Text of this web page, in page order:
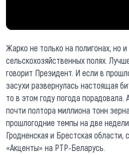
Жарко не только на полигонах, но и
сельскохозяйственных полях.
говорит Президент. И если в
засухи развернулась настоящая
то в этом году погода порадовала.
почти полтора миллиона тонн
прошлогодние темпы на две
Гродненская и Брестская
«Акценты» на РТР-Беларусь.